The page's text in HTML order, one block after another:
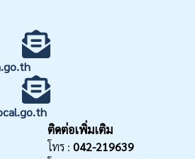
ติดต่อเพิ่มเติม
โทร : 042-219639